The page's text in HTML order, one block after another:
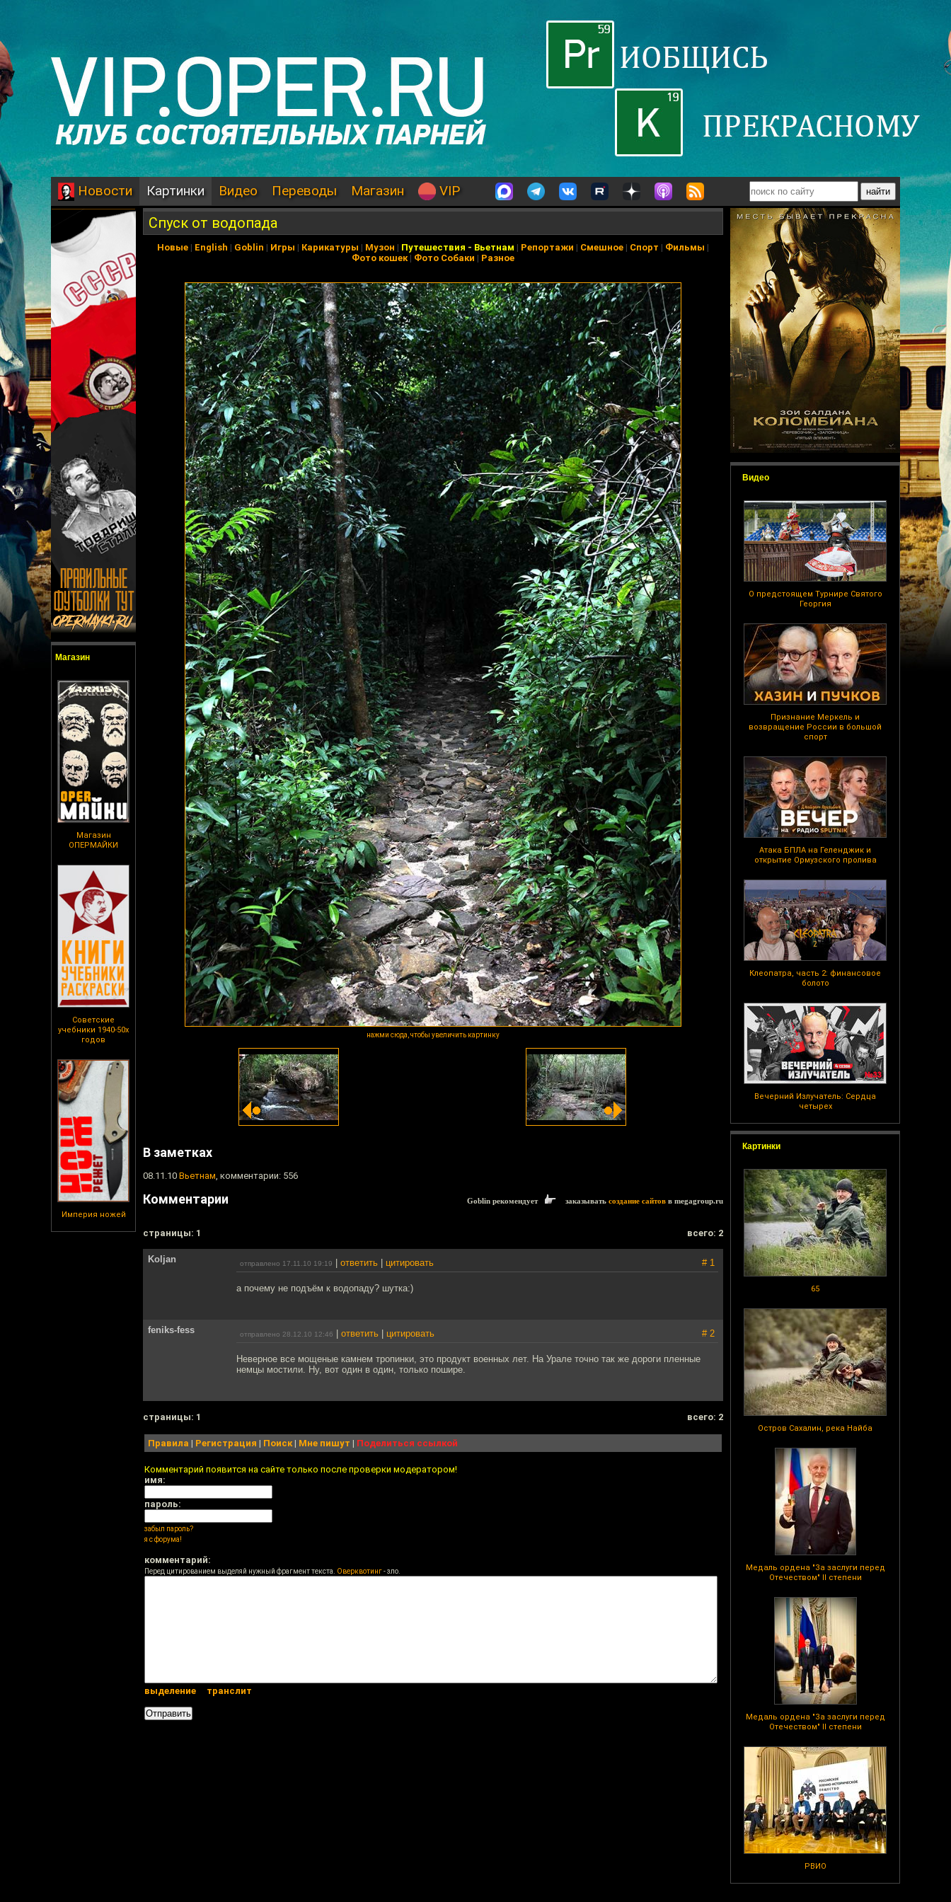
Новости Картинки Видео Переводы Магазин VIP
Магазин
Магазин
ОПЕРМАЙКИ
Советские
учебники 1940-50х
годов
Империя ножей
Видео
О предстоящем Турнире Святого
Георгия
Признание Меркель и
возвращение России в большой
спорт
Атака БПЛА на Геленджик и
открытие Ормузского пролива
Клеопатра, часть 2: финансовое
болото
Вечерний Излучатель: Сердца
четырех
Картинки
65
Остров Сахалин, река Найба
Медаль ордена "За заслуги перед
Отечеством" II степени
Медаль ордена "За заслуги перед
Отечеством" II степени
РВИО
Спуск от водопада
Новые | English | Goblin | Игры | Карикатуры | Музон | Путешествия - Вьетнам | Репортажи | Смешное | Спорт | Фильмы |
Фото кошек| Фото Собаки | Разное
нажми сюда, чтобы увеличить картинку
В заметках
08.11.10 Вьетнам, комментарии: 556
Комментарии Goblin рекомендует заказывать создание сайтов в megagroup.ru
cтраницы: 1 всего: 2
Koljan отправлено 17.11.10 19:19 ответить цитировать # 1
а почему не подъём к водопаду? шутка:)
feniks-fess отправлено 28.12.10 12:46 ответить цитировать # 2
Неверное все мощеные камнем тропинки, это продукт военных лет. На Урале точно так же дороги пленные
немцы мостили. Ну, вот один в один, только пошире.
cтраницы: 1 всего: 2
Правила | Регистрация | Поиск| Мне пишут | Поделиться ссылкой
Комментарий появится на сайте только после проверки модератором!
имя:
пароль:
забыл пароль?
я с форума!
комментарий:
Перед цитированием выделяй нужный фрагмент текста. Оверквотинг- зло.
выделение транслит